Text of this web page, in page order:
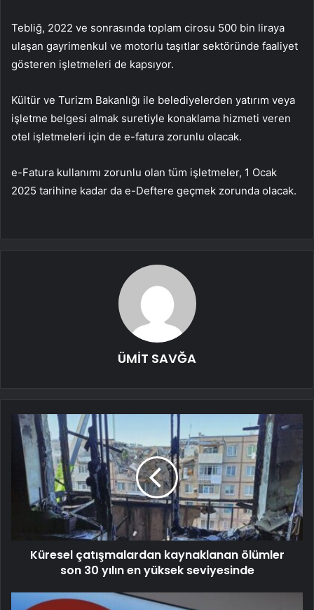
Tebliğ, 2022 ve sonrasında toplam cirosu 500 bin liraya
ulaşan gayrimenkul ve motorlu taşıtlar sektöründe faaliyet
gösteren işletmeleri de kapsıyor.
Kültür ve Turizm Bakanlığı ile belediyelerden yatırım veya
işletme belgesi almak suretiyle konaklama hizmeti veren
otel işletmeleri için de e-fatura zorunlu olacak.
e-Fatura kullanımı zorunlu olan tüm işletmeler, 1 Ocak
2025 tarihine kadar da e-Deftere geçmek zorunda olacak.
ÜMİT SAVĞA
Küresel çatışmalardan kaynaklanan ölümler
son 30 yılın en yüksek seviyesinde